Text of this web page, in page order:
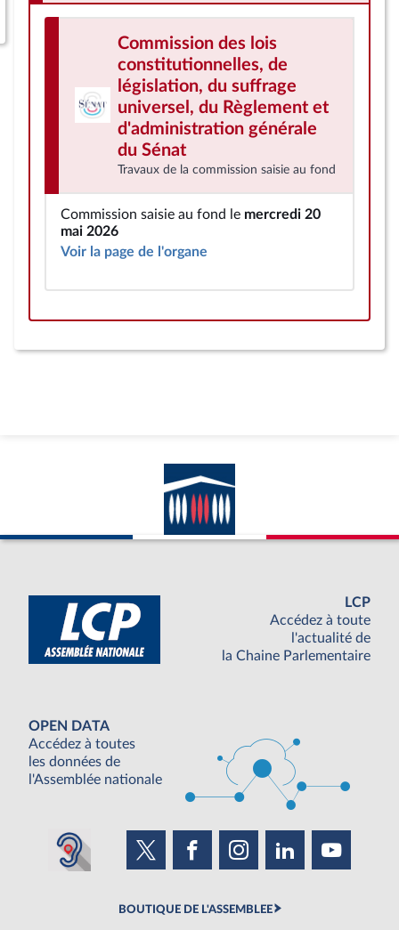
Commission des lois
constitutionnelles, de
législation, du suffrage
universel, du Règlement et
d'administration générale
du Sénat
Travaux de la commission saisie au fond
Commission saisie au fond le mercredi 20
mai 2026
Voir la page de l'organe
LCP
Accédez à toute
l'actualité de
la Chaine Parlementaire
OPEN DATA
Accédez à toutes
les données de
l'Assemblée nationale
BOUTIQUE DE L'ASSEMBLEE